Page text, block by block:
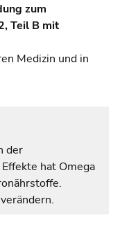
zum
Teil B mit
Medizin und in
der
hat Omega